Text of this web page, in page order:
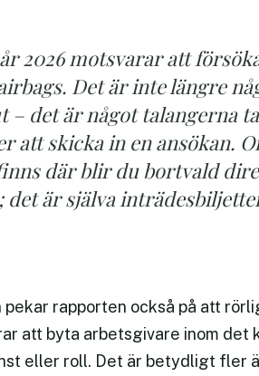
2026 motsvarar att
Det är inte längre
– det är något talangerna
att skicka in en ansökan.
där blir du bortvald
är själva
rapporten också på att
att byta arbetsgivare inom det
eller roll. Det är betydligt fler